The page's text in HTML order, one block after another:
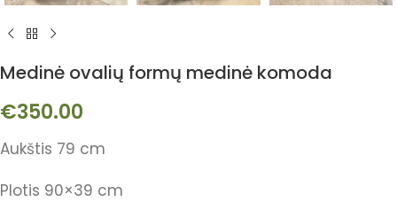
Medinė ovalių formų medinė komoda
€350.00
Aukštis 79 cm
Plotis 90×39 cm